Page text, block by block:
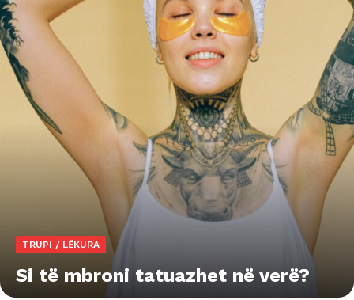
TRUPI / LËKURA
Si të mbroni tatuazhet në verë?